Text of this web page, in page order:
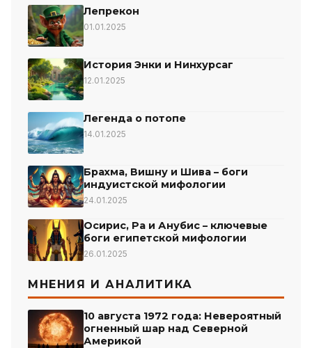
Лепрекон
01.01.2025
История Энки и Нинхурсаг
12.01.2025
Легенда о потопе
14.01.2025
Брахма, Вишну и Шива – боги
индуистской мифологии
24.01.2025
Осирис, Ра и Анубис – ключевые
боги египетской мифологии
26.01.2025
МНЕНИЯ И АНАЛИТИКА
10 августа 1972 года: Невероятный
огненный шар над Северной
Америкой